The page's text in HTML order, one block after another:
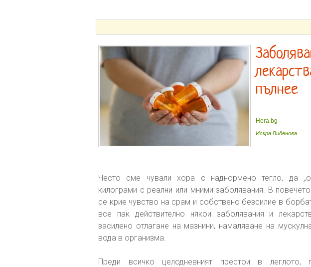
пълнее
Hera.bg
Искра Виденова
Често сме чували хора с наднормено тегло, да
килограми с реални или мними заболявания. В
се крие чувство на срам и собствено безсилие в
все пак действително някои заболявания и
засилено отлагане на мазнини, намаляване на
вода в организма.
Преди всичко целодневният престои в леглото,